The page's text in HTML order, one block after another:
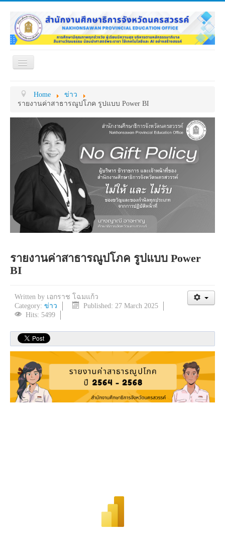
Toggle
หน่วยงานภายใน
MY OFFICE
ดาวน์โหลด
กระดาน ถาม-ตอบ
ข้อมูลการติดต่อ
Home
ข่าว
รายงานค่าสาธารณูปโภค รูปแบบ Power BI
รายงานค่าสาธารณูปโภค รูปแบบ Power
BI
Written by เอกราช โฉมแก้ว
Category: ข่าว
Published: 27 March 2025
Hits: 5499